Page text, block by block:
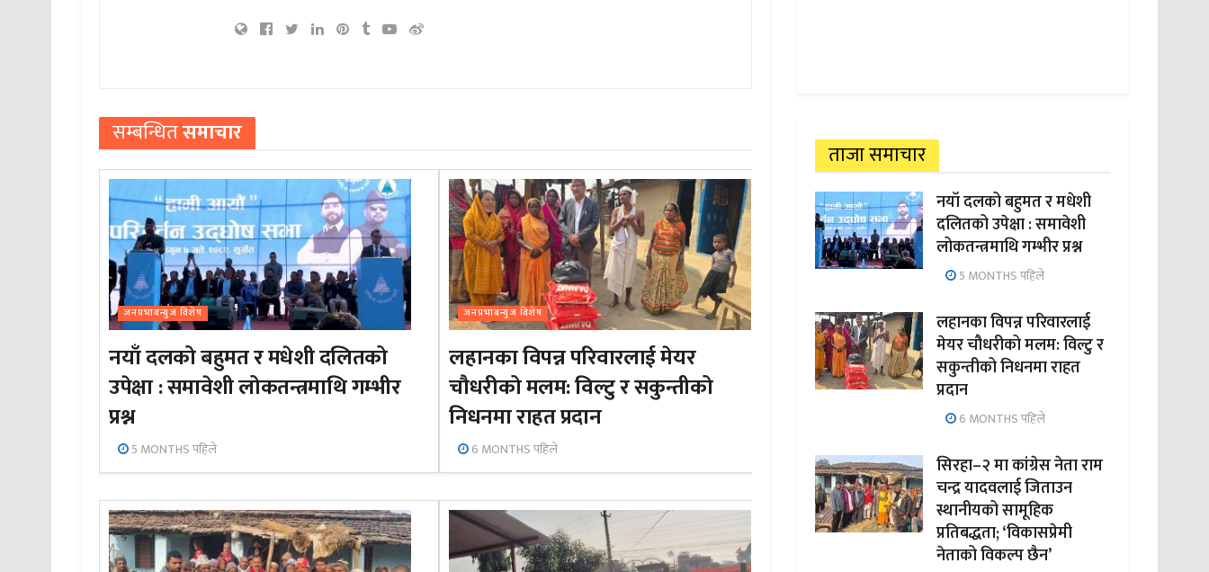
सम्बन्धितसमाचार
जनप्रभाबन्युज विशेष
नयाँ दलको बहुमत र मधेशी दलितको
उपेक्षा : समावेशी लोकतन्त्रमाथि गम्भीर
प्रश्न
5 MONTHS पहिले
जनप्रभाबन्युज विशेष
लहानका विपन्न परिवारलाई मेयर
चौधरीको मलम: विल्टु र सकुन्तीको
निधनमा राहत प्रदान
6 MONTHS पहिले
ताजा समाचार
नयाँ दलको बहुमत र मधेशी
दलितको उपेक्षा : समावेशी
लोकतन्त्रमाथि गम्भीर प्रश्न
5 MONTHS पहिले
लहानका विपन्न परिवारलाई
मेयर चौधरीको मलम: विल्टु र
सकुन्तीको निधनमा राहत
प्रदान
6 MONTHS पहिले
सिरहा–२ मा कांग्रेस नेता राम
चन्द्र यादवलाई जिताउन
स्थानीयको सामूहिक
प्रतिबद्धता; ‘विकासप्रेमी
नेताको विकल्प छैन’